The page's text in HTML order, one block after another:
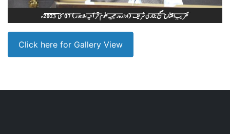
Click here for Gallery View